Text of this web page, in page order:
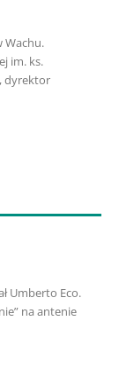
Wachu.
im. ks.
Umberto Eco.
na antenie